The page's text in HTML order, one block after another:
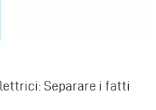
Separare i fatti